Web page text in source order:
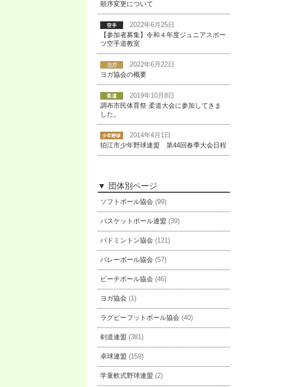
順序変更について
2022年6月25日
【参加者募集】令和４年度ジュニアスポー
ツ空手道教室
2022年6月22日
ヨガ協会の概要
2019年10月8日
調布市民体育祭 柔道大会に参加してきま
した。
2014年4月1日
狛江市少年野球連盟 第44回春季大会日程
団体別ページ
ソフトボール協会 (99)
バスケットボール連盟 (39)
バドミントン協会 (121)
バレーボール協会 (57)
ビーチボール協会 (46)
ヨガ協会 (1)
ラグビーフットボール協会 (40)
剣道連盟 (381)
卓球連盟 (159)
学童軟式野球連盟 (2)